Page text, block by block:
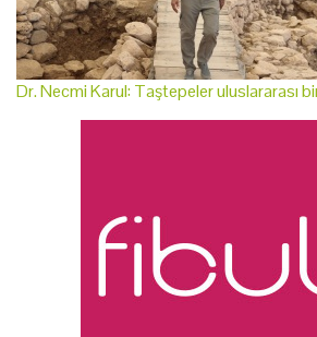
Dr. Necmi Karul: Taştepeler uluslararası